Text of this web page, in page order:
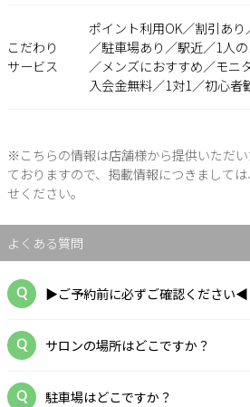
こだわり
サービス
ポイント利用OK／割引あ
／駐車場あり／駅近／1人
／メンズにおすすめ／モニ
入会金無料／1対1／初心者
※こちらの情報は店舗様から提供いただ
ておりますので、掲載情報につきまして
せください。
よくある質問
▶ご予約前に必ずご確認ください◀
サロンの場所はどこですか？
駐車場はどこですか？